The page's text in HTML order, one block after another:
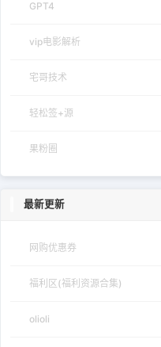
GPT4
vip电影解析
宅哥技术
轻松签+源
果粉圈
最新更新
网购优惠券
福利区(福利资源合集)
olioli